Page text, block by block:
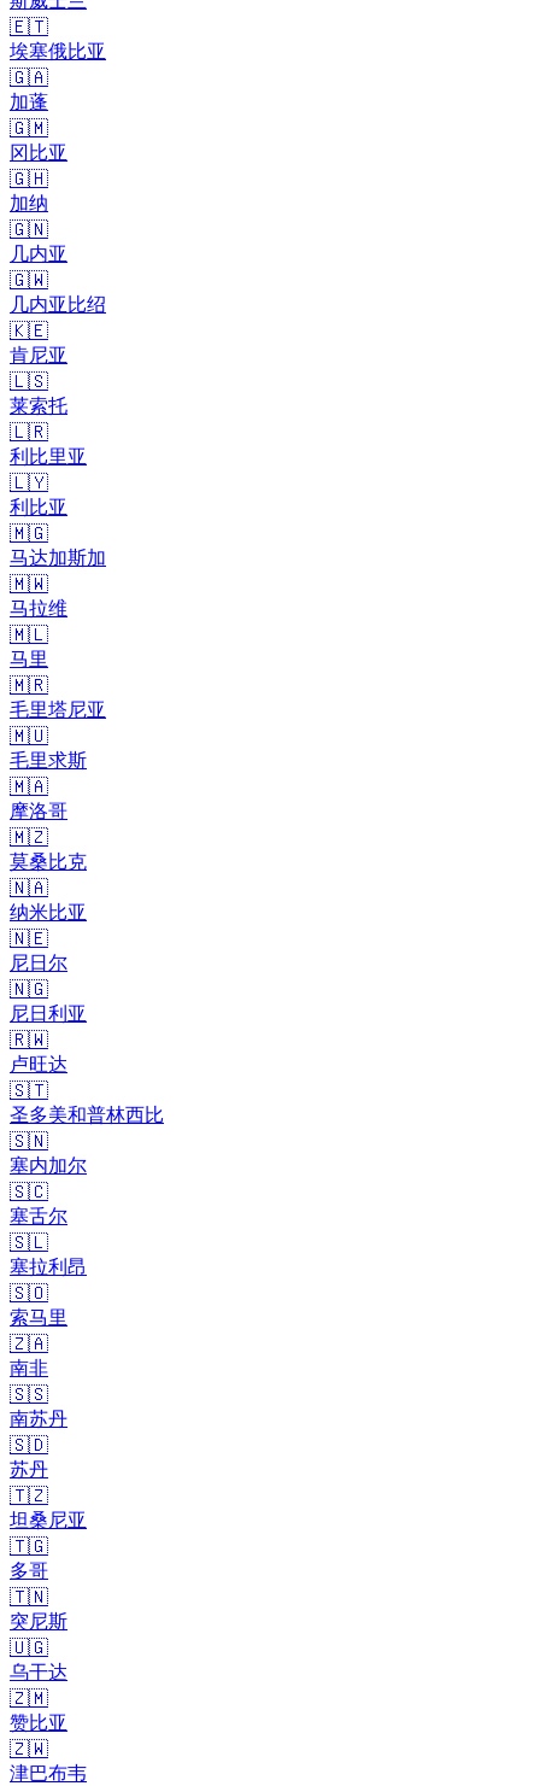
🇪🇹
埃塞俄比亚
🇬🇦
加蓬
🇬🇲
冈比亚
🇬🇭
加纳
🇬🇳
几内亚
🇬🇼
几内亚比绍
🇰🇪
肯尼亚
🇱🇸
莱索托
🇱🇷
利比里亚
🇱🇾
利比亚
🇲🇬
马达加斯加
🇲🇼
马拉维
🇲🇱
马里
🇲🇷
毛里塔尼亚
🇲🇺
毛里求斯
🇲🇦
摩洛哥
🇲🇿
莫桑比克
🇳🇦
纳米比亚
🇳🇪
尼日尔
🇳🇬
尼日利亚
🇷🇼
卢旺达
🇸🇹
圣多美和普林西比
🇸🇳
塞内加尔
🇸🇨
塞舌尔
🇸🇱
塞拉利昂
🇸🇴
索马里
🇿🇦
南非
🇸🇸
南苏丹
🇸🇩
苏丹
🇹🇿
坦桑尼亚
🇹🇬
多哥
🇹🇳
突尼斯
🇺🇬
乌干达
🇿🇲
赞比亚
🇿🇼
津巴布韦